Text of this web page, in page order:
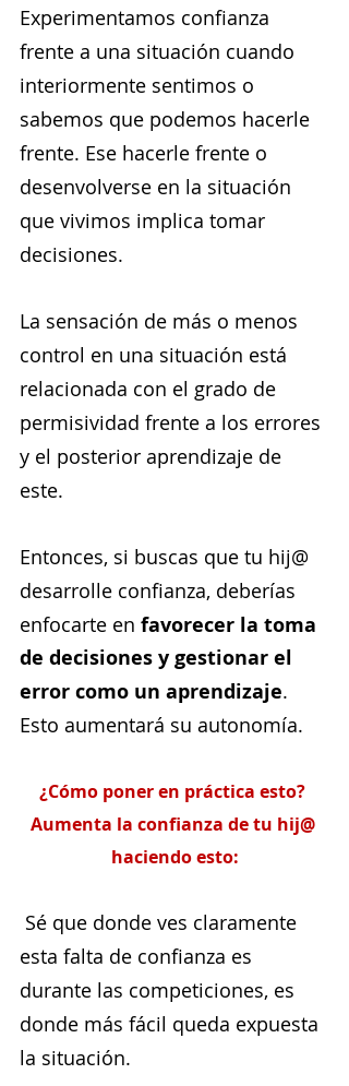
Experimentamos confianza
frente a una situación cuando
interiormente sentimos o
sabemos que podemos hacerle
frente. Ese hacerle frente o
desenvolverse en la situación
que vivimos implica tomar
decisiones.
La sensación de más o menos
control en una situación está
relacionada con el grado de
permisividad frente a los errores
y el posterior aprendizaje de
este.
Entonces, si buscas que tu hij@
desarrolle confianza, deberías
enfocarte en favorecer la toma
de decisiones y gestionar el
error como un aprendizaje.
Esto aumentará su autonomía.
¿Cómo poner en práctica esto?
Aumenta la confianza de tu hij@
haciendo esto:
esta falta de confianza es
durante las competiciones, es
donde más fácil queda expuesta
la situación.